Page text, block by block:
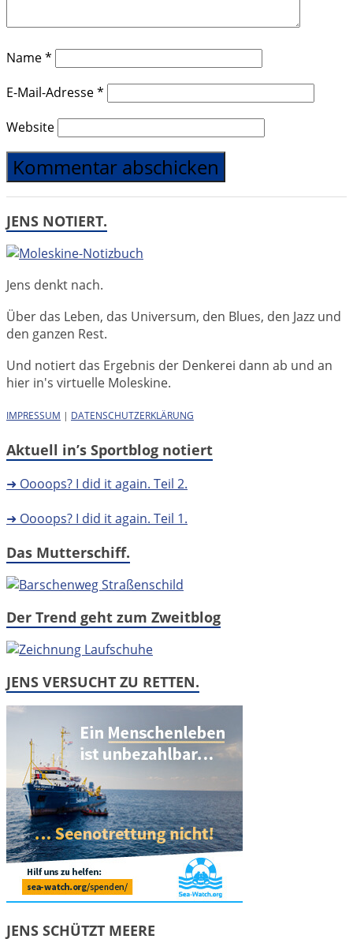
Name*
E-Mail-Adresse*
Website
JENS NOTIERT.
Jens denkt nach.
Über das Leben, das Universum, den Blues, den Jazz und
den ganzen Rest.
Und notiert das Ergebnis der Denkerei dann ab und an
hier in's virtuelle Moleskine.
IMPRESSUM | DATENSCHUTZERKLÄRUNG
Aktuell in’s Sportblog notiert
➜ Oooops? I did it again. Teil 2.
➜ Oooops? I did it again. Teil 1.
Das Mutterschiff.
Der Trend geht zum Zweitblog
JENS VERSUCHT ZU RETTEN.
JENS SCHÜTZT MEERE